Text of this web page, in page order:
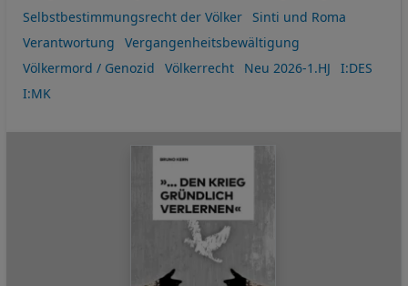
Selbstbestimmungsrecht der Völker
Sinti und Roma
Verantwortung
Vergangenheitsbewältigung
Völkermord / Genozid
Völkerrecht Neu 2026-1.HJ
I:DES
I:MK
Cookies